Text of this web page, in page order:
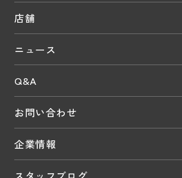
店舗
ニュース
Q&A
お問い合わせ
企業情報